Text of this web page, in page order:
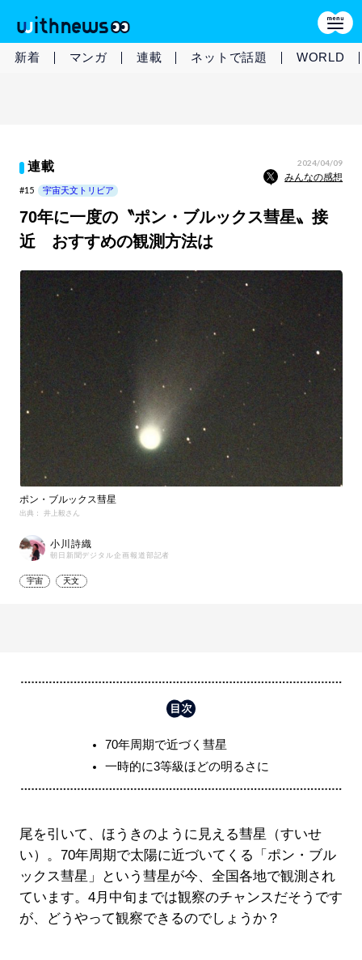
新着 マンガ 連載 ネットで話題 WORLD
連載 2024/04/09
みんなの感想
#15 宇宙天文トリビア
70年に一度の〝ポン・ブルックス彗星〟接
近 おすすめの観測方法は
ポン・ブルックス彗星
出典： 井上毅さん
小川詩織
朝日新聞デジタル企画報道部記者
宇宙 天文
70年周期で近づく彗星
一時的に3等級ほどの明るさに
尾を引いて、ほうきのように見える彗星（すいせ
い）。70年周期で太陽に近づいてくる「ポン・ブル
ックス彗星」という彗星が今、全国各地で観測され
ています。4月中旬までは観察のチャンスだそうです
が、どうやって観察できるのでしょうか？